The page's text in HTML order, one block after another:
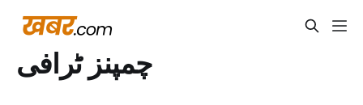
چمپنز ٹرافی